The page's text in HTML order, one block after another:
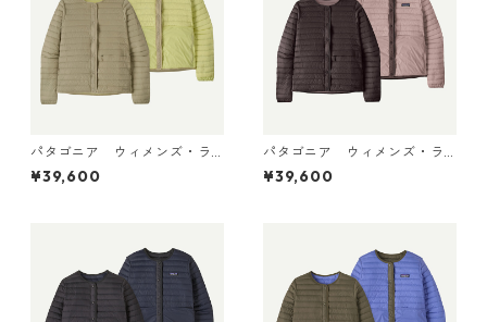
パタゴニア ウィメンズ・ラ
イトウェイト・リバーシブ
ル・ダウン・セーター・カー
¥39,600
パタゴニア ウィメンズ・ラ
イトウェイト・リバーシブ
ル・ダウン・セーター・カー
¥39,600